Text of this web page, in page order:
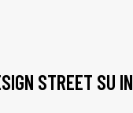
STREET SU